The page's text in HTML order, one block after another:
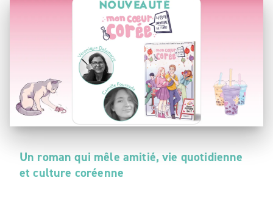
Un roman qui mêle amitié, vie quotidienne
et culture coréenne